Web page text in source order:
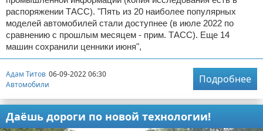
распоряжении ТАСС). "Пять из 20 наиболее популярных
моделей автомобилей стали доступнее (в июле 2022 по
сравнению с прошлым месяцем - прим. ТАСС). Еще 14
машин сохранили ценники июня",
Адам Титов 06-09-2022 06:30
Автомобили
Подробнее
Даёшь дороги по новой технологии!